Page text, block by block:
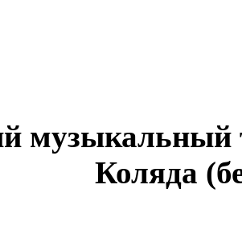
музыкальный
Коляда